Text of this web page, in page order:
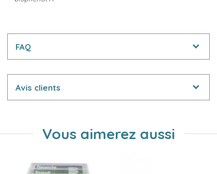
FAQ
Avis clients
Vous aimerez aussi